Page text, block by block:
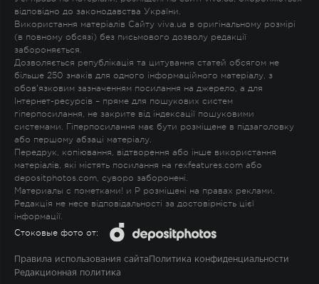
відповідно до законодавства України.
Використання матеріалів Сайту viva.ua в оригінальному розмірі
(в повному обсязі) без письмового дозволу редакції
забороняється.
Дозволяється републікація та цитування статей обсягом не
більше 250 знаків для одного інформаційного матеріалу, з
обов'язковим зазначенням посилання на джерело, а для
Інтернет-ресурсів – пряме для пошукових систем
гіперпосилання, не закрите від індексації пошуковими
системами. Гіперпосилання має бути розміщене в підзаголовку
або першому абзаці матеріалу.
Передрук, копіювання, відтворення або інше використання
матеріалів, які містять посилання на rexfeatures.com або
depositphotos.com, суворо заборонені.
Материалы с пометками! и P розміщені на правах реклами.
Редакція не несе відповідальності за достовірність цієї
інформації.
Стоковые фото от:
Правила использования сайта Политика конфиденциальности
Редакционная политика